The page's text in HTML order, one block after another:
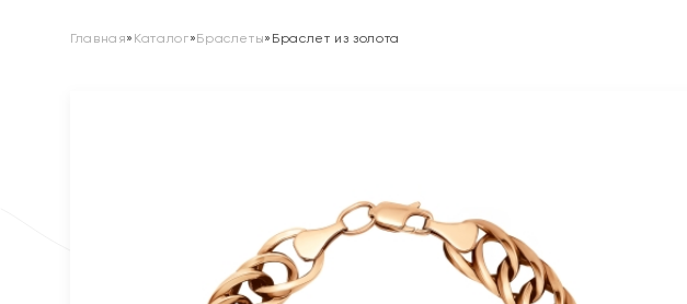
Главная» Каталог»Браслеты» Браслет из золота